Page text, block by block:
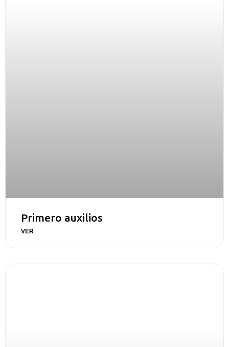
Primero auxilios
VER